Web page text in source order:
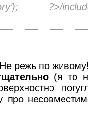
?>/
Не режь по
(я то